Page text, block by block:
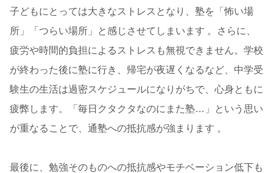
子どもにとっては大きなストレスとなり、塾を「怖い場
所」「つらい場所」と感じさせてしまいます 。さらに、
疲労や時間的負担によるストレスも無視できません。学校
が終わった後に塾に行き、帰宅が夜遅くなるなど、中学受
験生の生活は過密スケジュールになりがちで、心身ともに
疲弊します。「毎日クタクタなのにまた塾…」という思い
が重なることで、通塾への抵抗感が強まります 。
最後に、勉強そのものへの抵抗感やモチベーション低下も